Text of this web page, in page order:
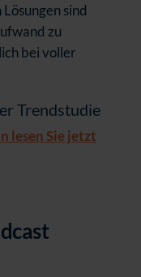
sind
zu
bei voller
Trendstudie
lesen Sie jetzt